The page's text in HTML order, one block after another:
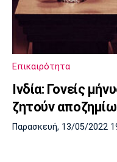
Επικαιρότητα
Ινδία: Γονείς
ζητούν
Παρασκευή, 13/05/2022